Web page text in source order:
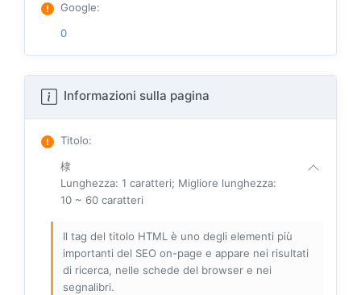
Google:
0
Informazioni sulla pagina
Titolo:
棣
Lunghezza: 1 caratteri; Migliore lunghezza:
10 ~ 60 caratteri
Il tag del titolo HTML è uno degli elementi più
importanti del SEO on-page e appare nei risultati
di ricerca, nelle schede del browser e nei
segnalibri.